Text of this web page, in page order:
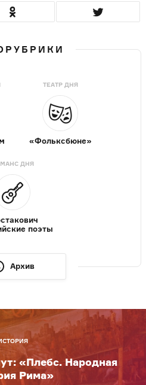
ТЕАТР ДНЯ
«Фольксбюне»
ДНЯ
поэты
Архив
«Плебс. Народная
Рима»